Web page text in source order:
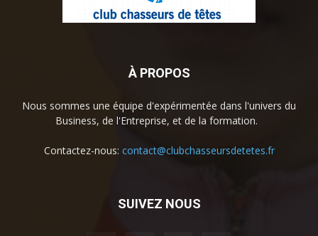
À PROPOS
Nous sommes une équipe d'expérimentée dans l'univers du
Business, de l'Entreprise, et de la formation.
Contactez-nous: contact@clubchasseursdetetes.fr
SUIVEZ NOUS